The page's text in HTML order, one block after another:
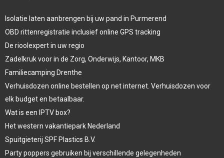
Isolatie laten aanbrengen bij uw pand in Purmerend
OBD rittenregistratie inclusief online GPS tracking
De rioolexpert in uw regio
Zadelkruk voor in de Zorg, Onderwijs, Kantoor, MKB
Familiecamping Drenthe
Verhuisdozen online bestellen op net internet. Verhuisdozen voor
elk budget en betaalbaar.
Wat is een IPTV box?
Het western vakantiepark Nederland
Spuitgieterij SPF Plastics B.V.
Party poppers gebruiken bij verschillende gelegenheden